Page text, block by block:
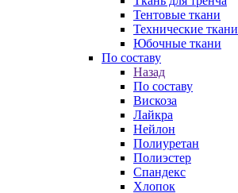
Тентовые ткани
Технические ткани
Юбочные ткани
По составу
Назад
По составу
Вискоза
Лайкра
Нейлон
Полиуретан
Полиэстер
Спандекс
Хлопок